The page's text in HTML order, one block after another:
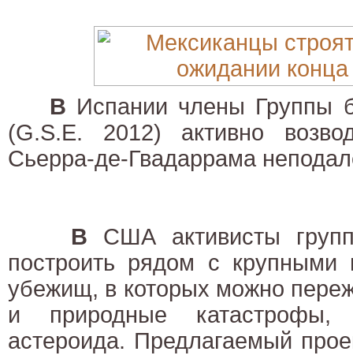
В Испании члены Группы
(G.S.E. 2012) активно
Сьерра-де-Гвадаррама
В США активисты
построить рядом с крупными
убежищ, в которых можно
и природные
астероида. Предлагаемый